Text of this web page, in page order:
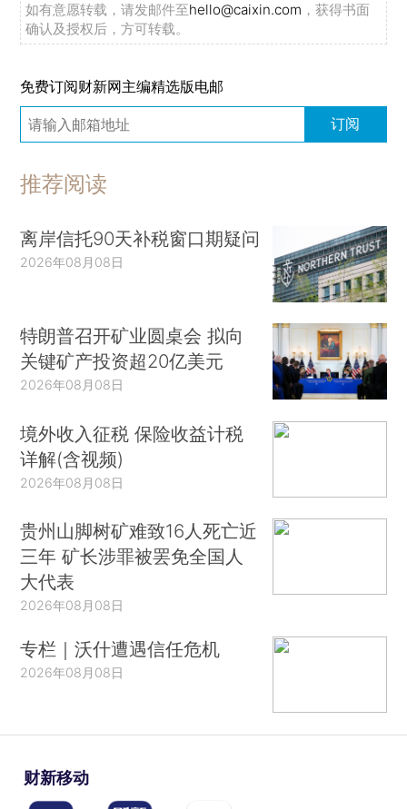
如有意愿转载，请发邮件至hello@caixin.com ，获得书面
确认及授权后，方可转载。
免费订阅财新网主编精选版电邮
订阅
推荐阅读
离岸信托90天补税窗口期疑问
2026年08月08日
特朗普召开矿业圆桌会 拟向
关键矿产投资超20亿美元
2026年08月08日
境外收入征税 保险收益计税
详解(含视频)
2026年08月08日
贵州山脚树矿难致16人死亡近
三年 矿长涉罪被罢免全国人
大代表
2026年08月08日
专栏｜沃什遭遇信任危机
2026年08月08日
财新移动